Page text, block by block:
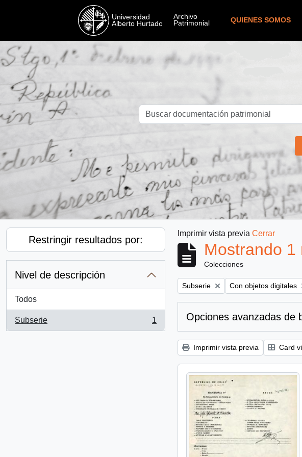
QUIENES SOMOS
Restringir resultados por:
Nivel de descripción
Todos
Subserie
, 1 resultados
1
Imprimir vista previa Cerrar
Mostrando 1
Colecciones
Remove filter:
Subserie Remove filter:
Con objetos digitales
Opciones avanzadas de
Imprimir vista previa Card